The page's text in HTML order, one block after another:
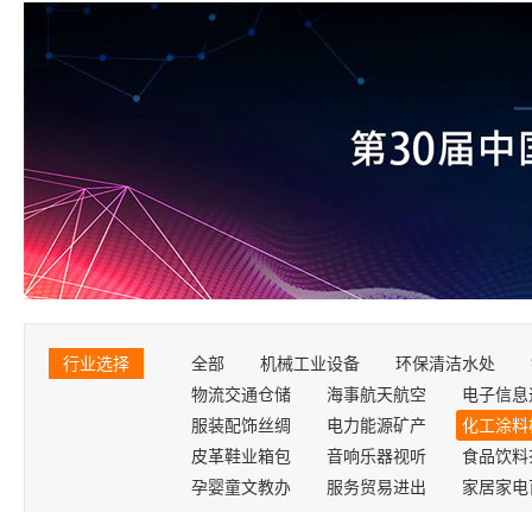
行业选择 全部 机械工业设备 环保清洁水处
物流交通仓储
海事航天航空
电子信
服装配饰丝绸
电力能源矿产
化工涂料
皮革鞋业箱包
音响乐器视听
食品饮料
孕婴童文教办
服务贸易进出 家居家